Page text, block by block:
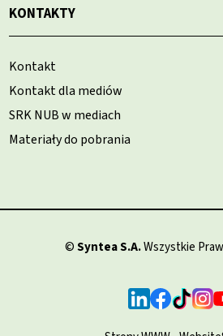
KONTAKTY
Kontakt
Kontakt dla mediów
SRK NUB w mediach
Materiały do pobrania
©Syntea S.A.Wszystkie